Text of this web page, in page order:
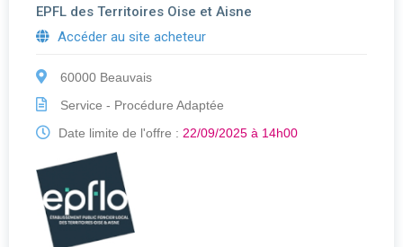
venette (60) - ancien site plastic omnium
EPFL des Territoires Oise et Aisne
Accéder au site acheteur
60000 Beauvais
Service - Procédure Adaptée
Date limite de l'offre : 22/09/2025 à 14h00